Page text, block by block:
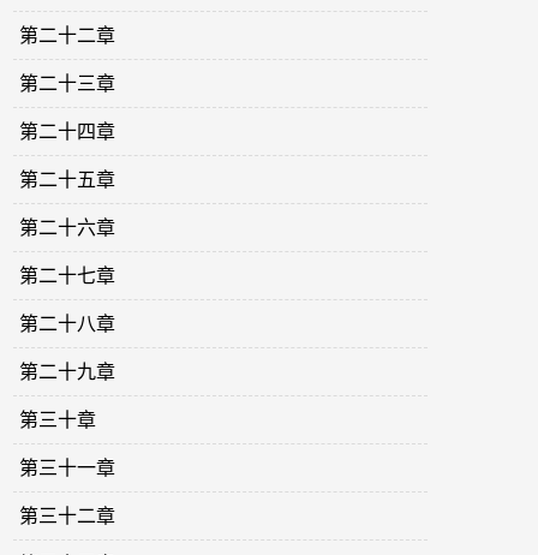
第二十二章
第二十三章
第二十四章
第二十五章
第二十六章
第二十七章
第二十八章
第二十九章
第三十章
第三十一章
第三十二章